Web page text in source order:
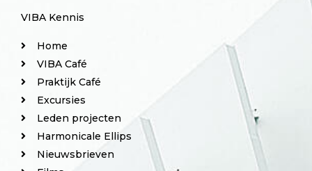
VIBA Kennis
Home
VIBA Café
Praktijk Café
Excursies
Leden projecten
Harmonicale Ellips
Nieuwsbrieven